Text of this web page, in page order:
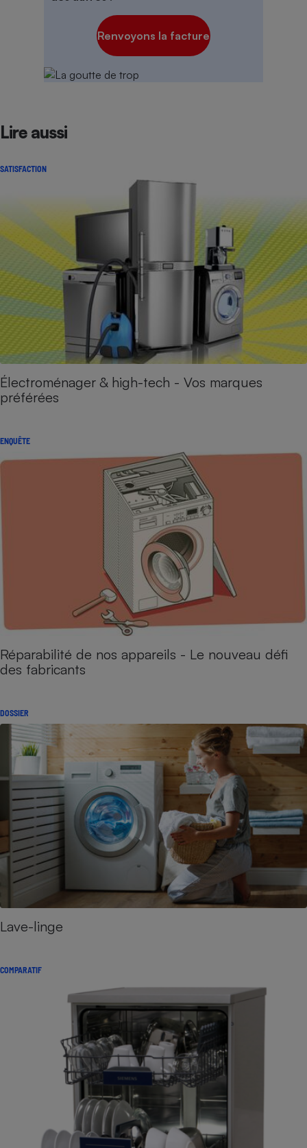
Renvoyons la facture
Lire aussi
SATISFACTION
Électroménager & high-tech - Vos marques
préférées
ENQUÊTE
Réparabilité de nos appareils - Le nouveau défi
des fabricants
DOSSIER
Lave-linge
COMPARATIF